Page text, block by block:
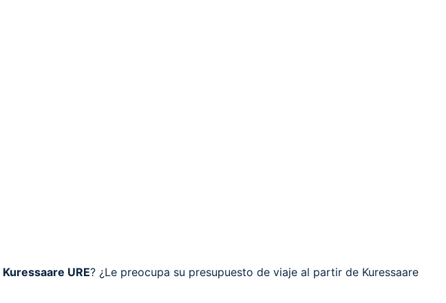
Kuressaare URE? ¿Le preocupa su presupuesto de viaje al partir de Kuressaare